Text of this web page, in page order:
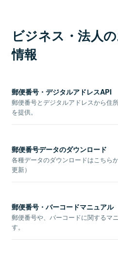
ビジネス・法人
情報
郵便番号・デジタルアドレスAPI
郵便番号とデジタルアドレスから住
を提供。
郵便番号データのダウンロード
各種データのダウンロードはこちら
更新）
郵便番号・バーコードマニュアル
郵便番号や、バーコードに関するマ
す。